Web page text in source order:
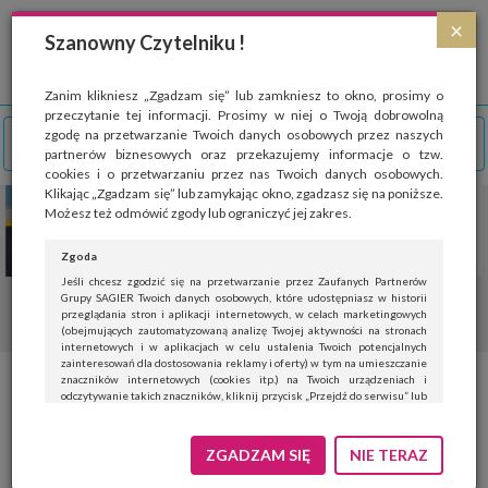
×
Szanowny Czytelniku !
Zanim klikniesz „Zgadzam się” lub zamkniesz to okno, prosimy o
przeczytanie tej informacji. Prosimy w niej o Twoją dobrowolną
zgodę na przetwarzanie Twoich danych osobowych przez naszych
partnerów biznesowych oraz przekazujemy informacje o tzw.
cookies i o przetwarzaniu przez nas Twoich danych osobowych.
Klikając „Zgadzam się” lub zamykając okno, zgadzasz się na poniższe.
Możesz też odmówić zgody lub ograniczyć jej zakres.
Zgoda
Jeśli chcesz zgodzić się na przetwarzanie przez Zaufanych Partnerów
Grupy SAGIER Twoich danych osobowych, które udostępniasz w historii
przeglądania stron i aplikacji internetowych, w celach marketingowych
(obejmujących zautomatyzowaną analizę Twojej aktywności na stronach
internetowych i w aplikacjach w celu ustalenia Twoich potencjalnych
zainteresowań dla dostosowania reklamy i oferty) w tym na umieszczanie
znaczników internetowych (cookies itp.) na Twoich urządzeniach i
odczytywanie takich znaczników, kliknij przycisk „Przejdź do serwisu” lub
Jeśli nie chcesz wyrazić zgody, kliknij „Nie teraz”.
Wyrażenie zgody jest dobrowolne. Możesz edytować zakres zgody, w tym
ZGADZAM SIĘ NIE TERAZ
Strona wykorzystuje pliki cookies, które służą głównie do celów statystycznych.
Wyrażając zgodę na używanie 'cookies', zezwalasz na zapisanie ich w pamięci
przeglądarki. Przejdź do
polityki cookies
Bezpłatne badania w kierunku
jaskry, USG bioderek u dzieci i
porady specjalistów w